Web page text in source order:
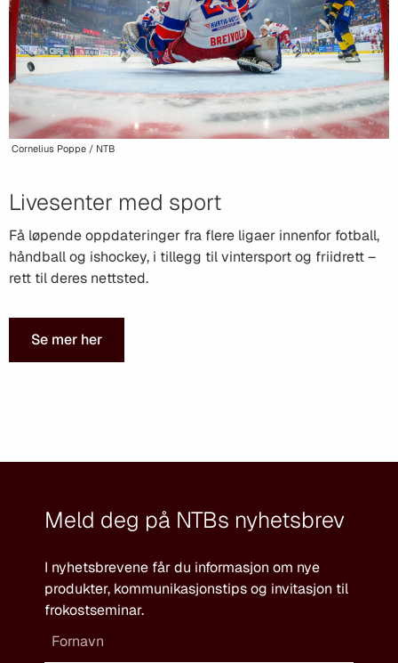
Livesenter med sport
Få løpende oppdateringer fra flere ligaer innenfor fotball,
håndball og ishockey, i tillegg til vintersport og friidrett –
rett til deres nettsted.
Se mer her
Cornelius Poppe / NTB
Meld deg på NTBs nyhetsbrev
I nyhetsbrevene får du informasjon om nye
produkter, kommunikasjonstips og invitasjon til
frokostseminar.